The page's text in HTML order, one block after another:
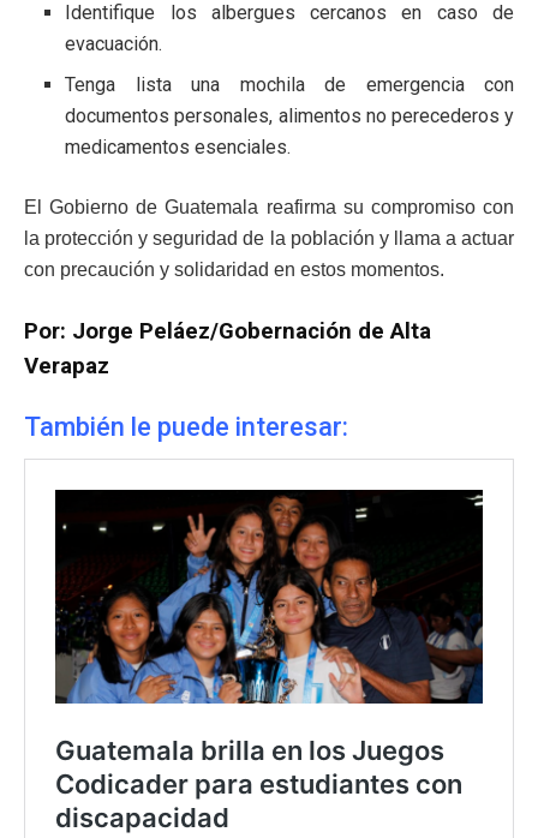
Identifique los albergues cercanos en caso de
evacuación.
Tenga lista una mochila de emergencia con
documentos personales, alimentos no perecederos y
medicamentos esenciales.
El Gobierno de Guatemala reafirma su compromiso con
la protección y seguridad de la población y llama a actuar
con precaución y solidaridad en estos momentos.
Por: Jorge Peláez/Gobernación de Alta
Verapaz
También le puede interesar: